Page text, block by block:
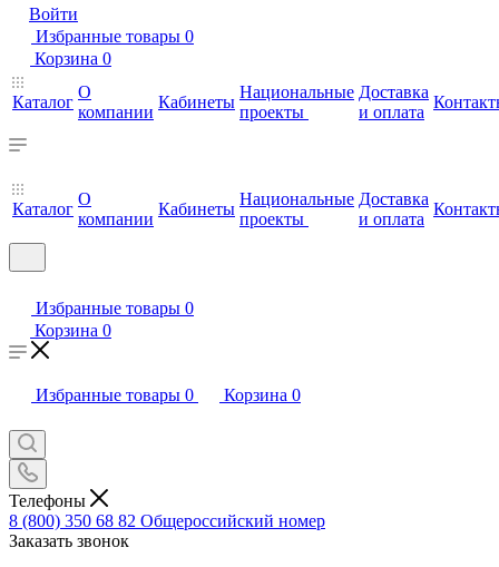
Войти
Избранные товары 0
Корзина 0
Каталог
О
компании
Кабинеты
Национальные
проекты
Доставка
и оплата
Каталог
О
компании
Кабинеты
Национальные
проекты
Доставка
и оплата
Избранные товары 0
Корзина 0
Избранные товары 0 Корзина 0
Телефоны
8 (800) 350 68 82 Общероссийский номер
Заказать звонок